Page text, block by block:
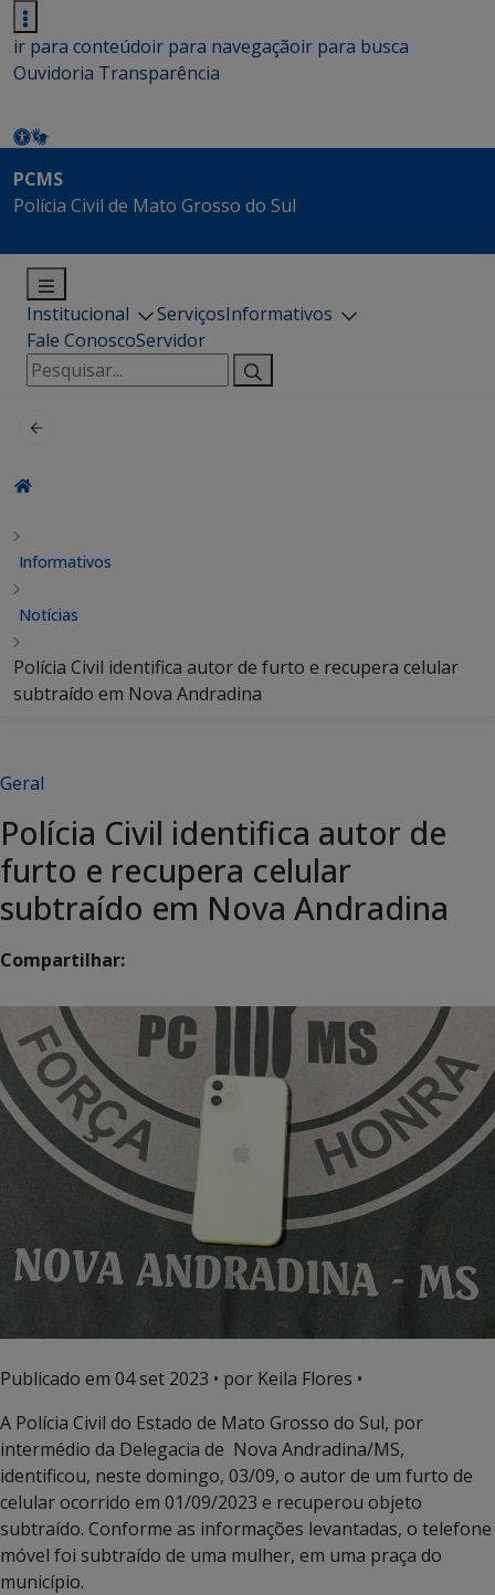
ir para conteúdoir para navegaçãoir para busca
Ouvidoria Transparência
PCMS
Polícia Civil de Mato Grosso do Sul
Institucional ServiçosInformativos
Fale ConoscoServidor
Pesquisar
por:
Informativos
Notícias
Polícia Civil identifica autor de furto e recupera celular
subtraído em Nova Andradina
Geral
Polícia Civil identifica autor de
furto e recupera celular
subtraído em Nova Andradina
Compartilhar:
Publicado em 04 set 2023 • por Keila Flores •
A Polícia Civil do Estado de Mato Grosso do Sul, por
intermédio da Delegacia de Nova Andradina/MS,
identificou, neste domingo, 03/09, o autor de um furto de
celular ocorrido em 01/09/2023 e recuperou objeto
subtraído. Conforme as informações levantadas, o telefone
móvel foi subtraído de uma mulher, em uma praça do
município.